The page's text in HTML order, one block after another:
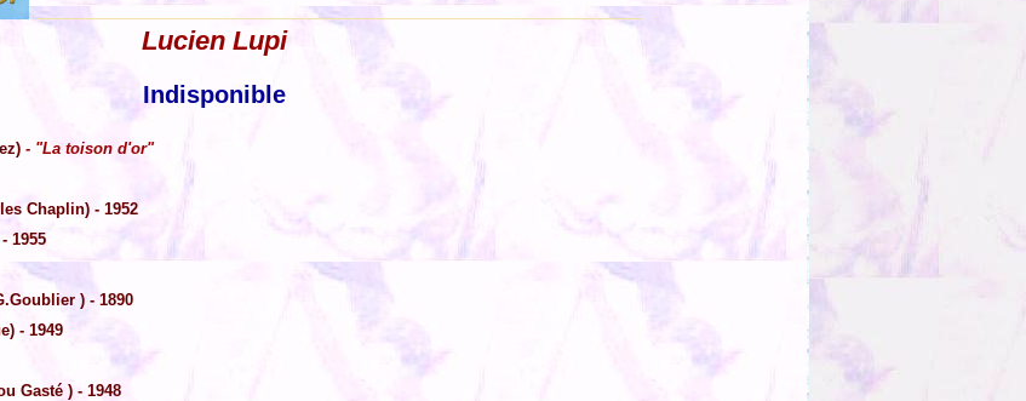
Lucien Lupi
Indisponible
- "La toison d'or"
Chaplin) - 1952
1955
) - 1890
- 1949
Gasté ) - 1948